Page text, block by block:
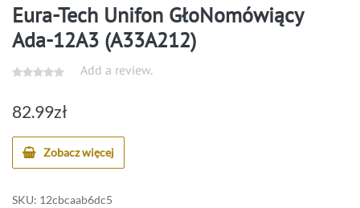
Eura-Tech Unifon GłoNomówiący
Ada-12A3 (A33A212)
Add a review.
82.99zł
Zobacz więcej
SKU: 12cbcaab6dc5